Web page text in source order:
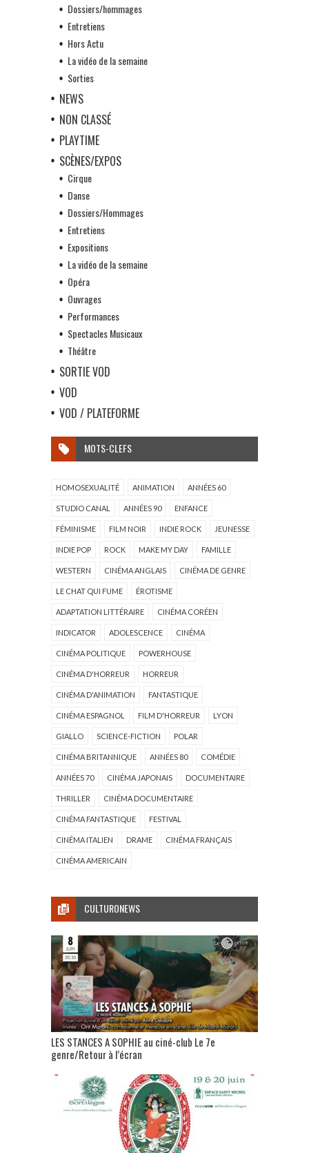
Dossiers/hommages
Entretiens
Hors Actu
La vidéo de la semaine
Sorties
NEWS
NON CLASSÉ
PLAYTIME
SCÈNES/EXPOS
Cirque
Danse
Dossiers/Hommages
Entretiens
Expositions
La vidéo de la semaine
Opéra
Ouvrages
Performances
Spectacles Musicaux
Théâtre
SORTIE VOD
VOD
VOD / PLATEFORME
MOTS-CLEFS
HOMOSEXUALITÉ ANIMATION ANNÉES 60
STUDIO CANAL ANNÉES 90 ENFANCE
FÉMINISME FILM NOIR INDIE ROCK JEUNESSE
INDIE POP ROCK MAKE MY DAY FAMILLE
WESTERN CINÉMA ANGLAIS CINÉMA DE GENRE
LE CHAT QUI FUME ÉROTISME
ADAPTATION LITTÉRAIRE CINÉMA CORÉEN
INDICATOR ADOLESCENCE CINÉMA
CINÉMA POLITIQUE POWERHOUSE
CINÉMA D'HORREUR HORREUR
CINÉMA D'ANIMATION FANTASTIQUE
CINÉMA ESPAGNOL FILM D'HORREUR LYON
GIALLO SCIENCE-FICTION POLAR
CINÉMA BRITANNIQUE ANNÉES 80 COMÉDIE
ANNÉES 70 CINÉMA JAPONAIS DOCUMENTAIRE
THRILLER CINÉMA DOCUMENTAIRE
CINÉMA FANTASTIQUE FESTIVAL
CINÉMA ITALIEN DRAME CINÉMA FRANÇAIS
CINÉMA AMERICAIN
CULTURONEWS
LES STANCES A SOPHIE au ciné-club Le 7e
genre/Retour à l’écran